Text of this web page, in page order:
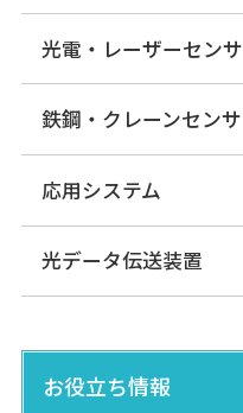
光電・レーザーセンサ
鉄鋼・クレーンセンサ
応用システム
光データ伝送装置
お役立ち情報